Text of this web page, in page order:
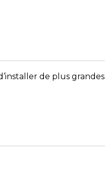
de plus grandes